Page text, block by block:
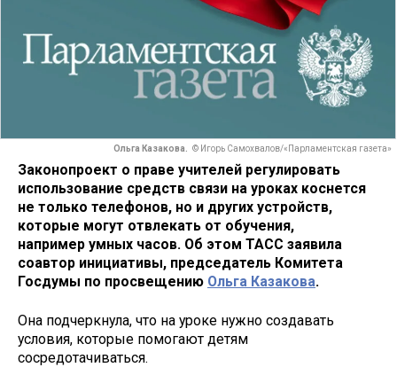
Ольга Казакова. © Игорь Самохвалов/«Парламентская газета»
Законопроект о праве учителей регулировать
использование средств связи на уроках коснется
не только телефонов, но и других устройств,
которые могут отвлекать от обучения,
например умных часов. Об этом ТАСС заявила
соавтор инициативы, председатель Комитета
Госдумы по просвещению Ольга Казакова.
Она подчеркнула, что на уроке нужно создавать
условия, которые помогают детям
сосредотачиваться.